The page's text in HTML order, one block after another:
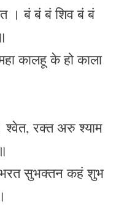
। बं बं बं शिव बं बं
कालहू के हो काला
श्वेत, रक्त अरु श्याम
सुभक्तन कहं शुभ